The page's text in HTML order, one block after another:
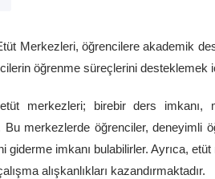
Merkezleri, öğrencilere akademik
öğrenme süreçlerini desteklemek
merkezleri; birebir ders imkanı,
Bu merkezlerde öğrenciler, deneyimli
giderme imkanı bulabilirler. Ayrıca,
alışkanlıkları kazandırmaktadır.